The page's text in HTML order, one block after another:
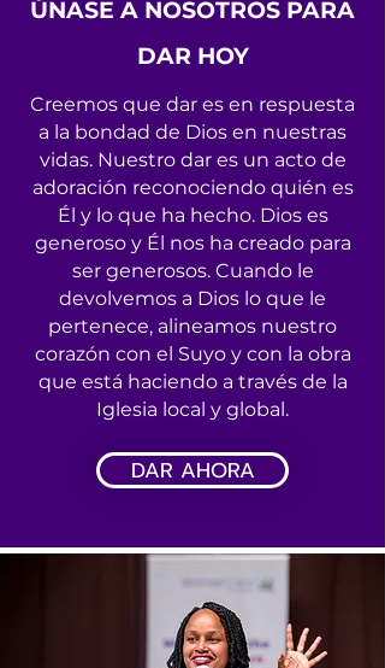
ÚNASE A NOSOTROS PARA
DAR HOY
Creemos que dar es en respuesta
a la bondad de Dios en nuestras
vidas. Nuestro dar es un acto de
adoración reconociendo quién es
Él y lo que ha hecho. Dios es
generoso y Él nos ha creado para
ser generosos. Cuando le
devolvemos a Dios lo que le
pertenece, alineamos nuestro
corazón con el Suyo y con la obra
que está haciendo a través de la
Iglesia local y global.
DAR AHORA